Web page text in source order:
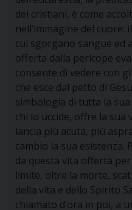
dei cristiani, è come
nell’immagine del
cui sgorgano sangue ed
offerta dalla pericope
consente di vedere con
che esce dal petto di
simbologia di tutta la
chi lo uccide, offre la sua
lancia più acuta, più
cambio la sua esistenza.
da questa vita offerta
limite, oltre la morte,
della vita e dello Spirito
chiamato d’ora in poi, a